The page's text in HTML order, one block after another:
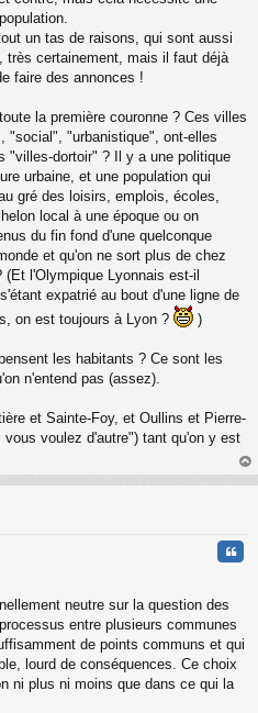
un tas de raisons, qui sont aussi
très certainement, mais il faut déjà
faire des annonces !
la première couronne ? Ces villes
"social", "urbanistique", ont-elles
"villes-dortoir" ? Il y a une politique
urbaine, et une population qui
gré des loisirs, emplois, écoles,
local à une époque ou on
du fin fond d'une quelconque
et qu'on ne sort plus de chez
l'Olympique Lyonnais est-il
expatrié au bout d'une ligne de
on est toujours à Lyon ?
)
les habitants ? Ce sont les
n'entend pas (assez).
et Sainte-Foy, et Oullins et Pierre-
voulez d'autre") tant qu'on y est
au
neutre sur la question des
entre plusieurs communes
de points communs et qui
lourd de conséquences. Ce choix
ni plus ni moins que dans ce qui la